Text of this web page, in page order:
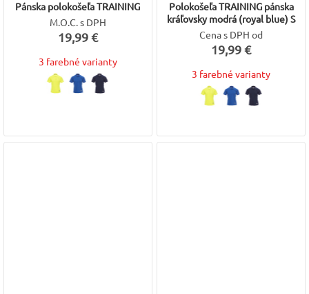
Pánska polokošeľa TRAINING
M.O.C. s DPH
19,99 €
3 farebné varianty
Polokošeľa TRAINING pánska
kráľovsky modrá (royal blue) S
Cena s DPH od
19,99 €
3 farebné varianty